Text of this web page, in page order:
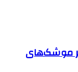
موشک‌های